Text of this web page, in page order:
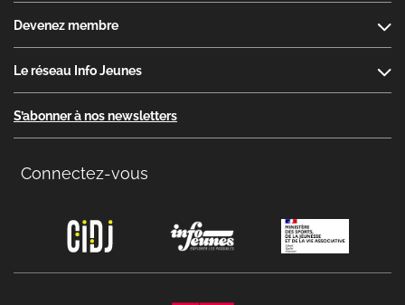
Devenez membre
Le réseau Info Jeunes
S’abonner à nos newsletters
Connectez-vous